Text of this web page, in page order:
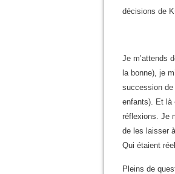
décisions de
Je m’attends
la bonne), je
succession de
enfants). Et là
réflexions. Je
de les laisser
Qui étaient
Pleins de